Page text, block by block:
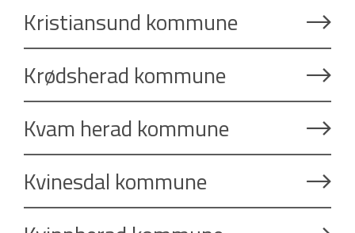
Kristiansund kommune
Krødsherad kommune
Kvam herad kommune
Kvinesdal kommune